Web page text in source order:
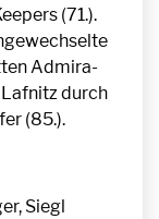
(71.).
Admira-
Lafnitz durch
(85.).
Siegl